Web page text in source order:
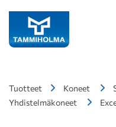
Tuotteet Koneet
Yhdistelmäkoneet